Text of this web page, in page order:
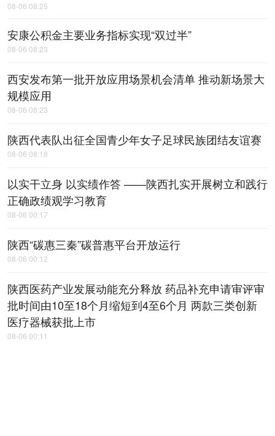
08-06 08:25
安康公积金主要业务指标实现“双过半”
08-06 08:23
西安发布第一批开放应用场景机会清单 推动新场景大
规模应用
08-06 08:23
陕西代表队出征全国青少年女子足球民族团结友谊赛
08-06 08:18
以实干立身 以实绩作答 ——陕西扎实开展树立和践行
正确政绩观学习教育
08-06 00:17
陕西“碳惠三秦”碳普惠平台开放运行
08-06 00:12
陕西医药产业发展动能充分释放 药品补充申请审评审
批时间由10至18个月缩短到4至6个月 两款三类创新
医疗器械获批上市
08-06 00:11